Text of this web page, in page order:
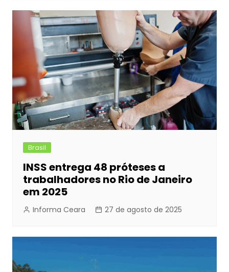
Brasil
INSS entrega 48 próteses a
trabalhadores no Rio de Janeiro
em 2025
Informa Ceara 27 de agosto de 2025